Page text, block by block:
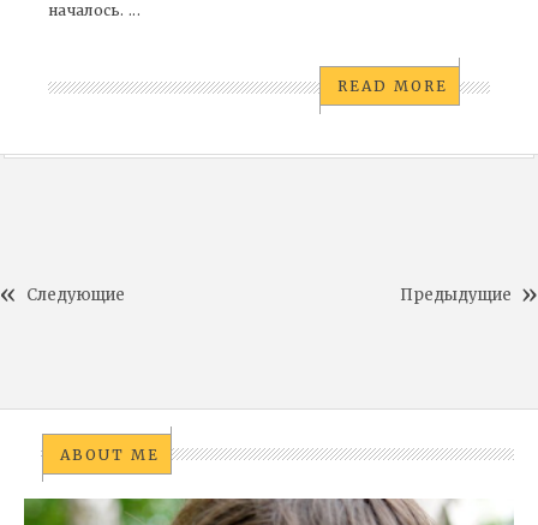
началось. ...
READ MORE
Следующие Предыдущие
ABOUT ME